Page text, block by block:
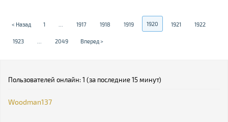
< Назад 1 1917 1918 1919 1920 1921 1922
1923 2049 Вперед >
Пользователей онлайн: 1 (за последние 15 минут)
Woodman137